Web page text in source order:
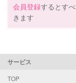
会員登録するとす
きます
サービス
TOP